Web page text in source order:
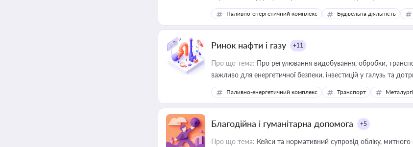
інфраструктурних проєктів
Паливно-енергетичний комплекс Будівельна діяльність
Ринок нафти і газу +11
Про що тема: Про регулювання видобування, обробки,
важливо для енергетичної безпеки, інвестицій у галузь та
Паливно-енергетичний комплекс Транспорт
Благодійна і гуманітарна допомога +5
Про що тема: Кейси та нормативний супровід обліку,